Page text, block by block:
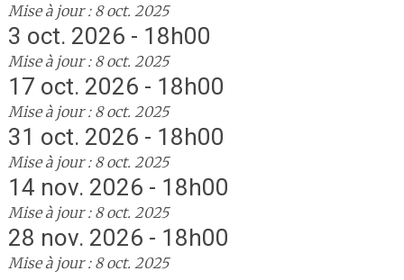
Mise à jour : 8 oct. 2025
3 oct. 2026 - 18h00
Mise à jour : 8 oct. 2025
17 oct. 2026 - 18h00
Mise à jour : 8 oct. 2025
31 oct. 2026 - 18h00
Mise à jour : 8 oct. 2025
14 nov. 2026 - 18h00
Mise à jour : 8 oct. 2025
28 nov. 2026 - 18h00
Mise à jour : 8 oct. 2025